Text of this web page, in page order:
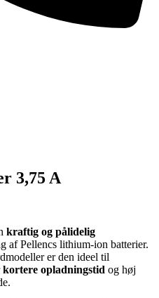
3,75 A
kraftig og pålidelig
af Pellencs lithium-ion batterier.
er den ideel til
kortere opladningstid og høj